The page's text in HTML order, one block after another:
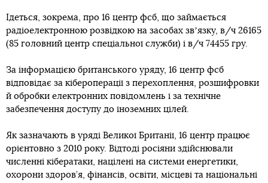
Ідеться, зокрема, про 16 центр фсб, що займається
радіоелектронною розвідкою на засобах звʼязку, в/ч 26165
(85 головний центр спеціальної служби) і в/ч 74455 гру.
За інформацією британського уряду, 16 центр фсб
відповідає за кібероперації з перехоплення, розшифровки
й обробки електронних повідомлень і за технічне
забезпечення доступу до іноземних цілей.
Як зазначають в уряді Великої Британії, 16 центр працює
орієнтовно з 2010 року. Відтоді росіяни здійснювали
численні кібератаки, націлені на системи енергетики,
охорони здоров’я, фінансів, освіти, місцеві та національні